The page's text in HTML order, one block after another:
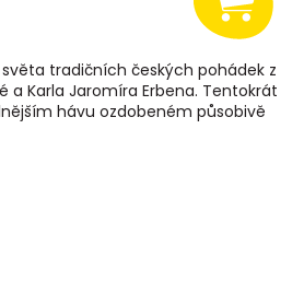
tradičních českých pohádek z
a Karla Jaromíra Erbena. Tentokrát
hávu ozdobeném působivě